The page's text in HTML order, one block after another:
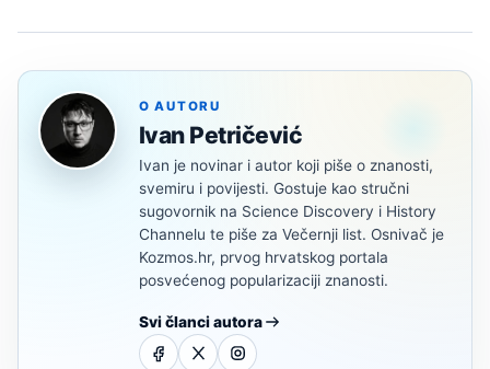
O AUTORU
Ivan Petričević
Ivan je novinar i autor koji piše o znanosti,
svemiru i povijesti. Gostuje kao stručni
sugovornik na Science Discovery i History
Channelu te piše za Večernji list. Osnivač je
Kozmos.hr, prvog hrvatskog portala
posvećenog popularizaciji znanosti.
Svi članci autora